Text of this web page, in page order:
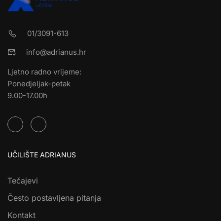
01/3091-613
info@adrianus.hr
Ljetno radno vrijeme:
Ponedjeljak-petak
9.00-17.00h
UČILIŠTE ADRIANUS
Tečajevi
Često postavljena pitanja
Kontakt